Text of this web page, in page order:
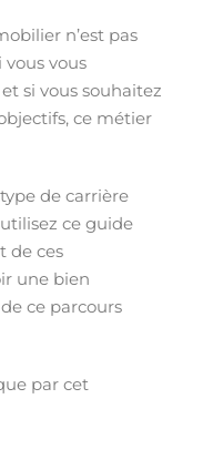
n’est pas
vous
si vous souhaitez
ce métier
de carrière
ce guide
de ces
une bien
ce parcours
par cet